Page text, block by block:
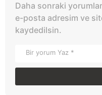
Daha sonraki
e-posta adresim ve
kaydedilsin.